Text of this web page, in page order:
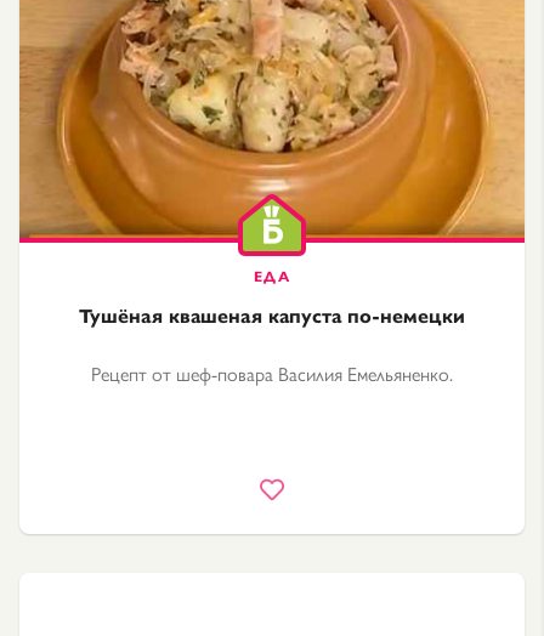
Тушёная квашеная капуста по-немецки
Рецепт от шеф-повара Василия Емельяненко.